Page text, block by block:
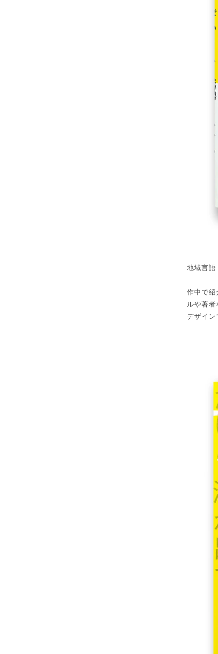
地域言語
作中で紹
ルや著
デザイン